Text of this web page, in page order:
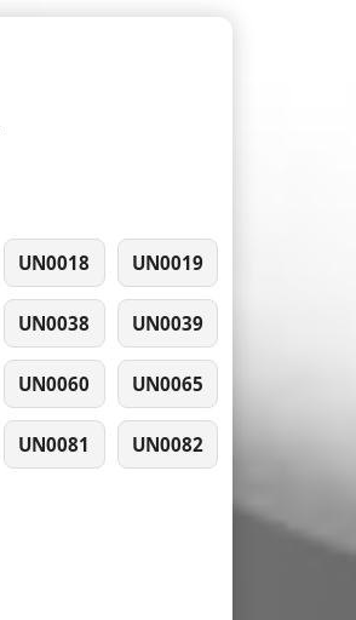
UN0018 UN0019
UN0038 UN0039
UN0060 UN0065
UN0081 UN0082